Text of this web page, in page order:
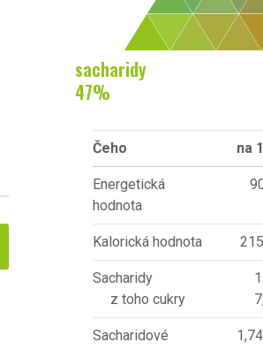
sacharidy
47%
Čeho na
Energetická
hodnota
Kalorická hodnota
Sacharidy
z toho cukry
Sacharidové